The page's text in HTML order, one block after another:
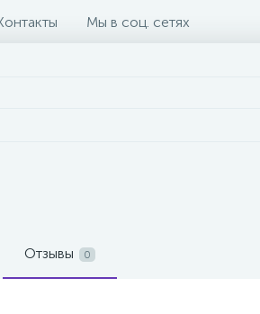
Мы в соц. сетях
Отзывы 0